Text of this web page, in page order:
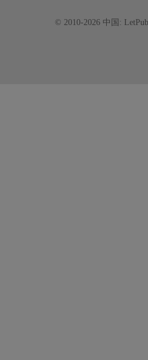
© 2010-2026 中国: